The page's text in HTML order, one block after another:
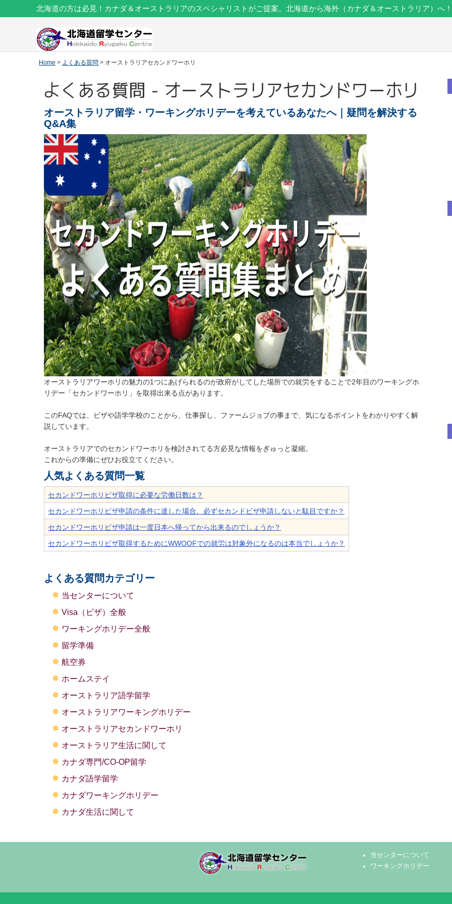
北海道の方は必見！カナダ＆オーストラリアのスペシャリストがご提案。北海道から海外（カナダ＆オーストラリア）へ！
Home > よくある質問 > オーストラリアセカンドワーホリ
よくある質問 - オーストラリアセカンドワーホリ
オーストラリア留学・ワーキングホリデーを考えているあなたへ｜疑問を解決する
Q&A集
オーストラリアワーホリの魅力の1つにあげられるのが政府がしてした場所での就労をすることで2年目のワーキングホ
リデー「セカンドワーホリ」を取得出来る点があります。
このFAQでは、ビザや語学学校のことから、仕事探し、ファームジョブの事まで、気になるポイントをわかりやすく解
説しています。
オーストラリアでのセカンドワーホリを検討されてる方必見な情報をぎゅっと凝縮。
これからの準備にぜひお役立てください。
人気よくある質問一覧
セカンドワーホリビザ取得に必要な労働日数は？
セカンドワーホリビザ申請の条件に達した場合、必ずセカンドビザ申請しないと駄目ですか？
セカンドワーホリビザ申請は一度日本へ帰ってから出来るのでしょうか？
セカンドワーホリビザ取得するためにWWOOFでの就労は対象外になるのは本当でしょうか？
よくある質問カテゴリー
当センターについて
Visa（ビザ）全般
ワーキングホリデー全般
留学準備
航空券
ホームステイ
オーストラリア語学留学
オーストラリアワーキングホリデー
オーストラリアセカンドワーホリ
オーストラリア生活に関して
カナダ専門/CO-OP留学
カナダ語学留学
カナダワーキングホリデー
カナダ生活に関して
当センターについて
ワーキングホリデー